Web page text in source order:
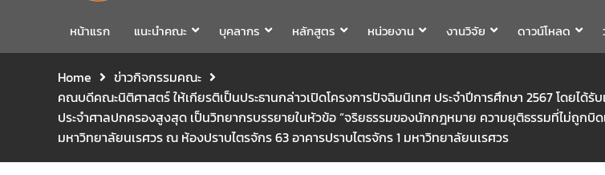
การศึกษา 2569 โดยได้รับเกียรติจาก รอง
ศาสตราจารย์ ดร.บุญญรัตน์ โชคบันดาลชัย
พิธีเปิด พร้อมกล่าวต้อนรับและให้โอวาทแก่นิสิต
ใหม่ มีวัตถุประสงค์เพื่อให้ผู้ปกครองและนิสิตได้
ทราบถึงนโยบายด้านการเรียนการสอนของคณะ
นิติศาสตร์
คณบดีคณะนิติศาสตร์ เป็นประธานที่ประชุมผู้
หน้าแรก แนะนำคณะ บุคลากร หลักสูตร หน่วยงาน งานวิจัย ดาวน์โหลด
Home
ข่าวกิจกรรมคณะ
คณบดีคณะนิติศาสตร์ ให้เกียรติเป็นประธานกล่าวเปิดโครงการปัจฉิมนิเทศ ประจำปีการศึกษา 2567 โดยไ
ประจำศาลปกครองสูงสุด เป็นวิทยากรบรรยายในหัวข้อ “จริยธรรมของนักกฎหมาย ความยุติธรรมที่ไม่ถูก
มหาวิทยาลัยนเรศวร ณ ห้องปราบไตรจักร 63 อาคารปราบไตรจักร 1 มหาวิทยาลัยนเรศวร